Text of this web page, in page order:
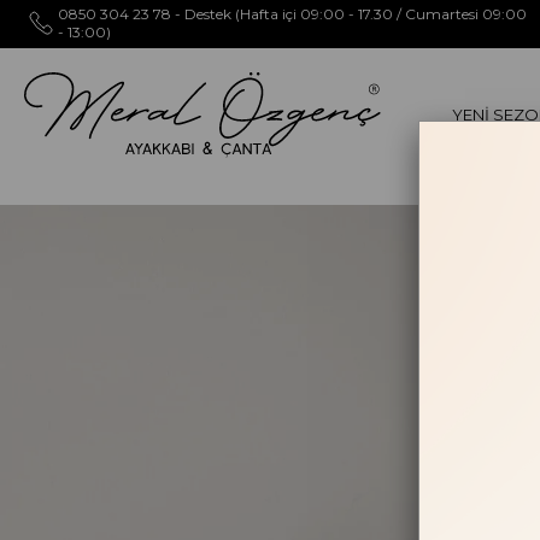
0850 304 23 78 - Destek (Hafta içi 09:00 - 17.30 / Cumartesi 09:00
- 13:00)
YENİ